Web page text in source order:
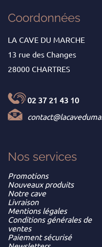
Coordonnées
LA CAVE DU MARCHE
13 rue des Changes
28000 CHARTRES
02 37 21 43 10
Nos services
Promotions
Nouveaux produits
Notre cave
Livraison
Mentions légales
Conditions générales de
ventes
Paiement sécurisé